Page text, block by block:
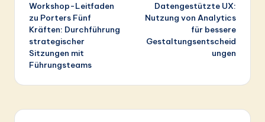
navigation
Workshop-Leitfaden
zu Porters Fünf
Kräften: Durchführung
strategischer
Sitzungen mit
Führungsteams
Datengestützte UX:
Nutzung von Analytics
für bessere
Gestaltungsentscheid
ungen